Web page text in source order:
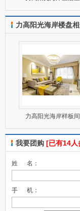
力高阳光海岸楼盘
力高阳光海岸样板间
我要团购 [已有14人
姓 名：
手 机：